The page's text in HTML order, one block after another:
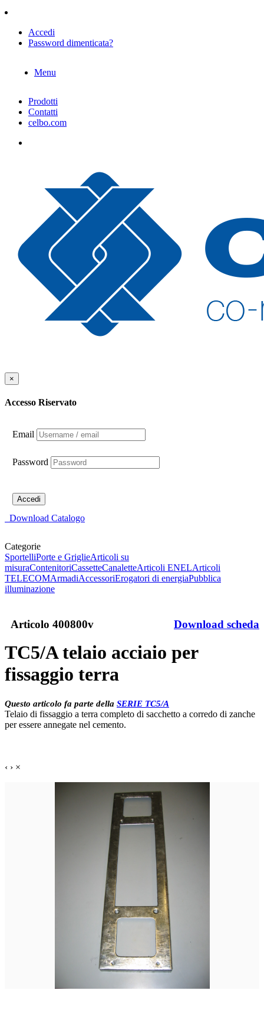
Accedi
Password dimenticata?
Menu
Prodotti
Contatti
celbo.com
×
Accesso Riservato
Email
Password
Accedi
Download Catalogo
Categorie
SportelliPorte e GriglieArticoli su
misuraContenitoriCassetteCanaletteArticoli ENELArticoli
TELECOMArmadiAccessoriErogatori di energiaPubblica
illuminazione
Articolo 400800v Download scheda
TC5/A telaio acciaio per
fissaggio terra
Questo articolo fa parte della SERIE TC5/A
Telaio di fissaggio a terra completo di sacchetto a corredo di zanche
per essere annegate nel cemento.
‹ › ×